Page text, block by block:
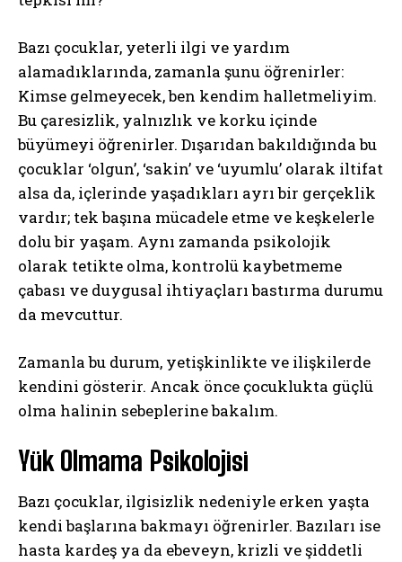
Bazı çocuklar, yeterli ilgi ve yardım
alamadıklarında, zamanla şunu öğrenirler:
Kimse gelmeyecek, ben kendim halletmeliyim.
Bu çaresizlik, yalnızlık ve korku içinde
büyümeyi öğrenirler. Dışarıdan bakıldığında bu
çocuklar ‘olgun’, ‘sakin’ ve ‘uyumlu’ olarak iltifat
alsa da, içlerinde yaşadıkları ayrı bir gerçeklik
vardır; tek başına mücadele etme ve keşkelerle
dolu bir yaşam. Aynı zamanda psikolojik
olarak tetikte olma, kontrolü kaybetmeme
çabası ve duygusal ihtiyaçları bastırma durumu
da mevcuttur.
Zamanla bu durum, yetişkinlikte ve ilişkilerde
kendini gösterir. Ancak önce çocuklukta güçlü
olma halinin sebeplerine bakalım.
Yük Olmama Psikolojisi
Bazı çocuklar, ilgisizlik nedeniyle erken yaşta
kendi başlarına bakmayı öğrenirler. Bazıları ise
hasta kardeş ya da ebeveyn, krizli ve şiddetli